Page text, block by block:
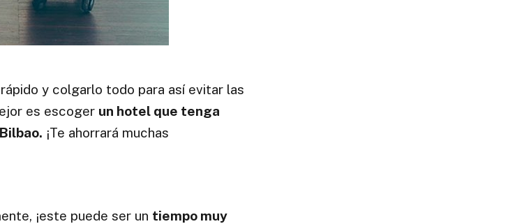
y colgarlo todo para así evitar las
es escoger un hotel que tenga
¡Te ahorrará muchas
¡este puede ser un tiempo muy